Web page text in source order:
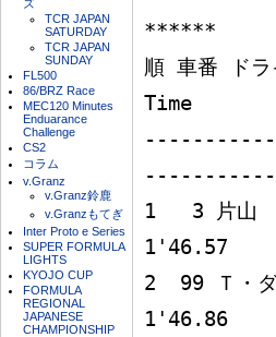
ズ
TCR JAPAN
SATURDAY
TCR JAPAN
SUNDAY
FL500
86/BRZ Race
MEC120 Minutes
Enduarance
Challenge
CS2
コラム
v.Granz
v.Granz鈴鹿
v.Granzもてぎ
Inter Proto e Series
SUPER FORMULA
LIGHTS
KYOJO CUP
FORMULA
REGIONAL
JAPANESE
CHAMPIONSHIP
******
順 車番
Time
1   3 片山
1'46.57
2  99 Ｔ・
1'46.86